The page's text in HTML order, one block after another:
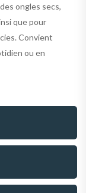
ongles secs,
que pour
Convient
ou en